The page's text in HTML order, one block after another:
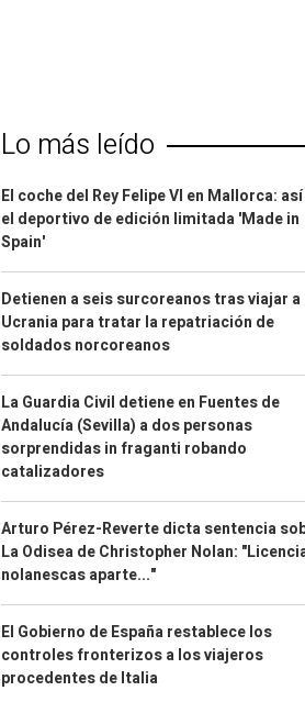
Lo más leído
El coche del Rey Felipe VI en Mallorca:
el deportivo de edición limitada 'Made in
Spain'
Detienen a seis surcoreanos tras viajar a
Ucrania para tratar la repatriación de
soldados norcoreanos
La Guardia Civil detiene en Fuentes de
Andalucía (Sevilla) a dos personas
sorprendidas in fraganti robando
catalizadores
Arturo Pérez-Reverte dicta sentencia
La Odisea de Christopher Nolan:
nolanescas aparte..."
El Gobierno de España restablece los
controles fronterizos a los viajeros
procedentes de Italia